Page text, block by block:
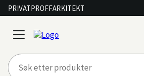
PRIVATPROFFARKITEKT
open
menu